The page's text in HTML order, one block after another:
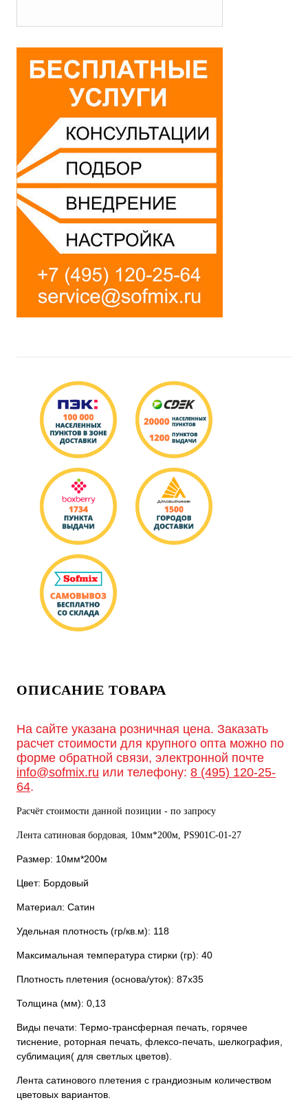
ОПИСАНИЕ ТОВАРА
На сайте указана розничная цена. Заказать
расчет стоимости для крупного опта можно по
форме обратной связи, электронной почте
info@sofmix.ru или телефону: 8 (495) 120-25-
64.
Расчёт стоимости данной позиции - по запросу
Лента сатиновая бордовая, 10мм*200м, PS901С-01-27
Размер: 10мм*200м
Цвет: Бордовый
Материал: Сатин
Удельная плотность (гр/кв.м): 118
Максимальная температура стирки (гр): 40
Плотность плетения (основа/уток): 87х35
Толщина (мм): 0,13
Виды печати: Термо-трансферная печать, горячее
тиснение, роторная печать, флексо-печать, шелкография,
сублимация( для светлых цветов).
Лента сатинового плетения с грандиозным количеством
цветовых вариантов.